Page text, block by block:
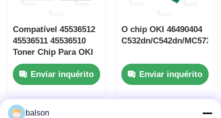
Compatível 45536512
45536511 45536510
Toner Chip Para OKI
ES9431 ES9541 PRO
9541 Enviar inquérito
O chip OKI 46490404
C532dn/C542dn/
Enviar inquérito
balson